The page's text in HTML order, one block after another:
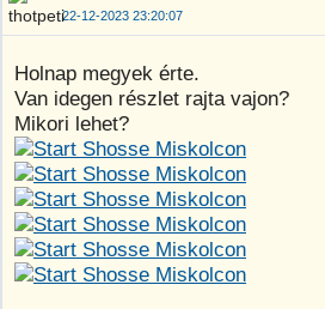
22-12-2023 23:20:07
Holnap megyek érte.
Van idegen részlet rajta vajon?
Mikori lehet?